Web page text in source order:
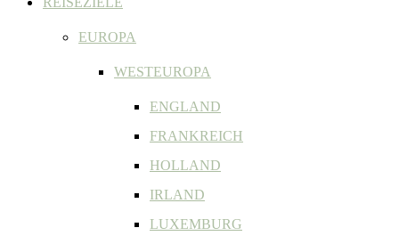
EUROPA
WESTEUROPA
ENGLAND
FRANKREICH
HOLLAND
IRLAND
LUXEMBURG